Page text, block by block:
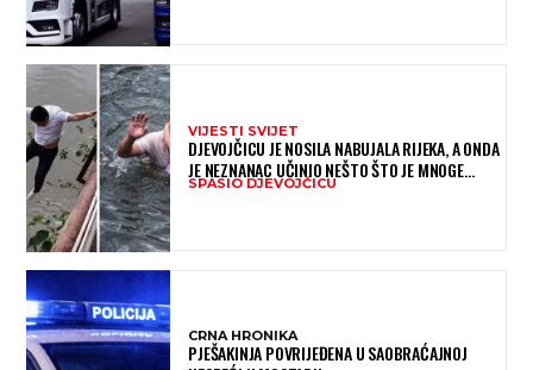
VIJESTI SVIJET
DJEVOJČICU JE NOSILA NABUJALA RIJEKA, A ONDA
JE NEZNANAC UČINIO NEŠTO ŠTO JE MNOGE
OSTAVILO BEZ RIJEČI
SPASIO DJEVOJČICU
CRNA HRONIKA
PJEŠAKINJA POVRIJEĐENA U SAOBRAĆAJNOJ